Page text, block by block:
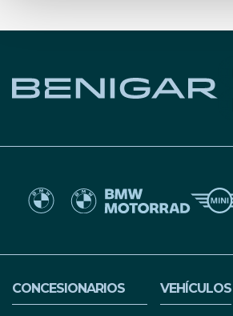
CONCESIONARIOS VEHÍCULOS